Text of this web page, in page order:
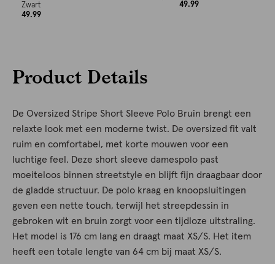
Zwart
49.99
49.99
Product Details
De Oversized Stripe Short Sleeve Polo Bruin brengt een
relaxte look met een moderne twist. De oversized fit valt
ruim en comfortabel, met korte mouwen voor een
luchtige feel. Deze short sleeve damespolo past
moeiteloos binnen streetstyle en blijft fijn draagbaar door
de gladde structuur. De polo kraag en knoopsluitingen
geven een nette touch, terwijl het streepdessin in
gebroken wit en bruin zorgt voor een tijdloze uitstraling.
Het model is 176 cm lang en draagt maat XS/S. Het item
heeft een totale lengte van 64 cm bij maat XS/S.